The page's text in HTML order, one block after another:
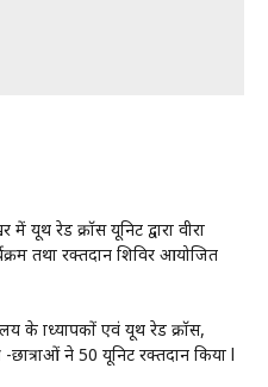
में यूथ रेड क्रॉस यूनिट द्वारा वीरा
तथा रक्तदान शिविर आयोजित
के प्राध्यापकों एवं यूथ रेड क्रॉस,
ने 50 यूनिट रक्तदान किया l